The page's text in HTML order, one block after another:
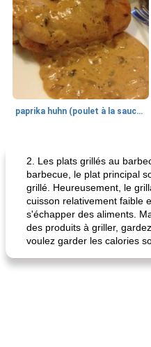
paprika huhn (poulet à la sauce paprika).
2. Les plats grillés au
barbecue, le plat principal
grillé. Heureusement, le
cuisson relativement faible
s'échapper des aliments.
des produits à griller,
voulez garder les calories